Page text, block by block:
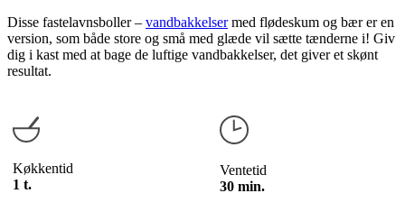
Disse fastelavnsboller – vandbakkelsermed flødeskum og bær er en
version, som både store og små med glæde vil sætte tænderne i! Giv
dig i kast med at bage de luftige vandbakkelser, det giver et skønt
resultat.
Køkkentid
1 t.
Ventetid
30 min.